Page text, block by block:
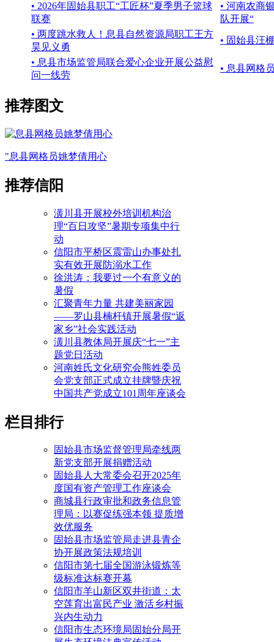
• 2026年固始县职工“工匠杯”夏季男子篮球
联赛
• 河南农商
队开展“
• 两度跳水救人！息县自然资源局职工王方
昊见义勇
• 固始县汪
• 息县市场监管局联合爱心企业开展公益慰
问一线劳
• 息县网格
推荐图文
"息县网格员姚梦倩用心
推荐信阳
潢川县开展校外培训机构治
理“百日攻坚”暑期专项集中行
动
信阳市平桥区震雷山办事处扎
实有效开展防溺水工作
徐洪涛：我要过一个有意义的
暑假
汇聚青年力量 共建美丽家园
——罗山县楠杆镇开展暑假“返
家乡”社会实践活动
潢川县教体局开展庆“七一”主
题党日活动
河南姓氏文化研究会熊姓委员
会党支部正式成立挂牌暨庆祝
中国共产党成立101周年座谈会
栏目排行
固始县市场监督管理局牵线两
新党支部开展捐赠活动
固始县人大常委会召开2025年
度国有资产管理工作座谈会
商城县行政审批和政务信息管
理局：以赛促练强本领 提质增
效优服务
固始县市场监管局走进县青企
协开展政策法规培训
信阳市第七届全国游泳锻炼等
级标准达标赛开幕
信阳市羊山新区双井街道：太
空莲育出富民产业 激活乡村振
兴内生动力
信阳市生态环境局固始分局开